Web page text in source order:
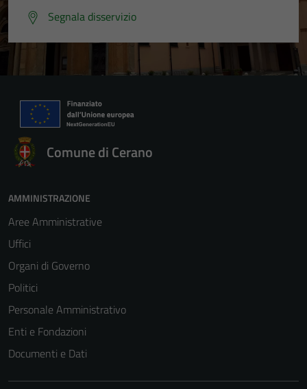
Segnala disservizio
Comune di Cerano
AMMINISTRAZIONE
Aree Amministrative
Uffici
Organi di Governo
Politici
Personale Amministrativo
Enti e Fondazioni
Documenti e Dati